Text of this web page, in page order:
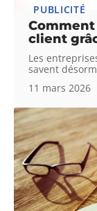
PUBLICITÉ
client
Les
savent
11 mars 2026